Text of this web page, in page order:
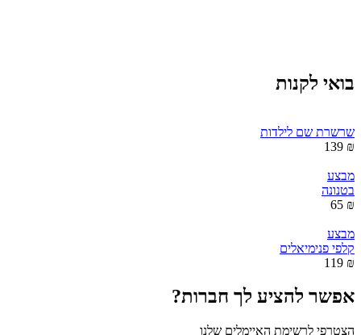
בואי לקנות
שרשרת שם לילדות
₪ 139
מבצע
בטנונה
₪ 65
מבצע
קלפי פנימיאלים
₪ 119
אפשר להציע לך חברות?
הצטרפי לרשימת האיימלים שלנו